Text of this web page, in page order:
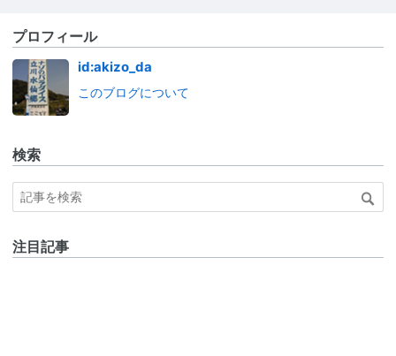
プロフィール
id:akizo_da
このブログについて
検索
注目記事